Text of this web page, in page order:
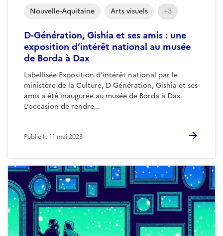
D-Génération, Gishia et ses amis : une
exposition d’intérêt national au musée
de Borda à Dax
Labellisée Exposition d’intérêt national par le
ministère de la Culture, D-Génération, Gishia et ses
amis a été inaugurée au musée de Borda à Dax.
L’occasion de rendre...
Nouvelle-Aquitaine Arts visuels +3
Publié le11 mai 2023